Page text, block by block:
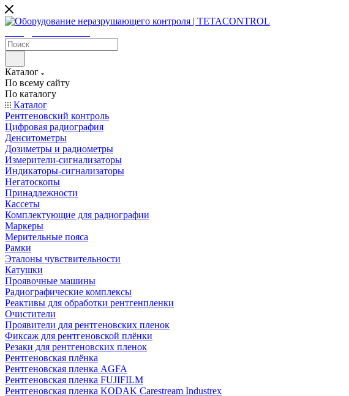
Каталог
По всему сайту
По каталогу
Каталог
Рентгеновский контроль
Цифровая радиография
Денситометры
Дозиметры и радиометры
Измерители-сигнализаторы
Индикаторы-сигнализаторы
Негатоскопы
Принадлежности
Кассеты
Комплектующие для радиографии
Маркеры
Мерительные пояса
Рамки
Эталоны чувствительности
Катушки
Проявочные машины
Радиографические комплексы
Реактивы для обработки рентгенпленки
Очистители
Проявители для рентгеновских пленок
Фиксаж для рентгеновской плёнки
Резаки для рентгеновских пленок
Рентгеновская плёнка
Рентгеновская пленка AGFA
Рентгеновская пленка FUJIFILM
Рентгеновская пленка KODAK Carestream Industrex